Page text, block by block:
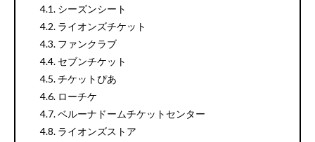
シーズンシート
ライオンズチケット
ファンクラブ
セブンチケット
チケットぴあ
ローチケ
ベルーナドームチケットセンター
ライオンズストア